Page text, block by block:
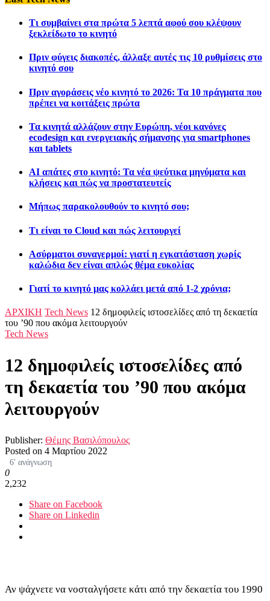
Τι συμβαίνει στα πρώτα 5 λεπτά αφού σου κλέψουν
ξεκλείδωτο το κινητό
Πριν φύγεις διακοπές, άλλαξε αυτές τις 10 ρυθμίσεις στο
κινητό σου
Πριν αγοράσεις νέο κινητό το 2026: Τα 10 πράγματα που
πρέπει να κοιτάξεις πρώτα
Τα κινητά αλλάζουν στην Ευρώπη, νέοι κανόνες
ecodesign και ενεργειακής σήμανσης για smartphones
και tablets
AI απάτες στο κινητό: Τα νέα ψεύτικα μηνύματα και
κλήσεις και πώς να προστατευτείς
Μήπως παρακολουθούν το κινητό σου;
Τι είναι το Cloud και πώς λειτουργεί
Ασύρματοι συναγερμοί: γιατί η εγκατάσταση χωρίς
καλώδια δεν είναι απλώς θέμα ευκολίας
Γιατί το κινητό μας κολλάει μετά από 1-2 χρόνια;
ΑΡΧΙΚΗ Tech News 12 δημοφιλείς ιστοσελίδες από τη δεκαετία
του ’90 που ακόμα λειτουργούν
Tech News
12 δημοφιλείς ιστοσελίδες από
τη δεκαετία του ’90 που ακόμα
λειτουργούν
Publisher: Θέμης Βασιλόπουλος
Posted on 4 Μαρτίου 2022
6′ ανάγνωση
0
2,232
Share on Facebook
Share on Linkedin
Αν ψάχνετε να νοσταλγήσετε κάτι από την δεκαετία του 1990